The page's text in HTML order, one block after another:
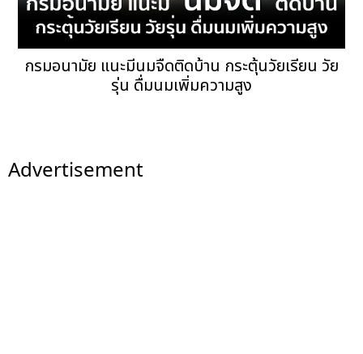
กรมอนามัย แนะมีนมจืดติดบ้าน กระตุ้นวัยเรียน วัย
รุ่น ดื่มนมเพิ่มความสูง
Advertisement